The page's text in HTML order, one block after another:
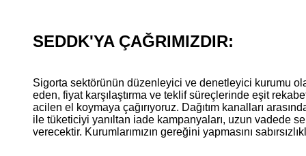
SEDDK'YA ÇAĞRIMIZDIR:
Sigorta sektörünün düzenleyici ve denetleyici kurumu
eden, fiyat karşılaştırma ve teklif süreçlerinde eşit
acilen el koymaya çağırıyoruz. Dağıtım kanalları
ile tüketiciyi yanıltan iade kampanyaları, uzun vadede
verecektir. Kurumlarımızın gereğini yapmasını